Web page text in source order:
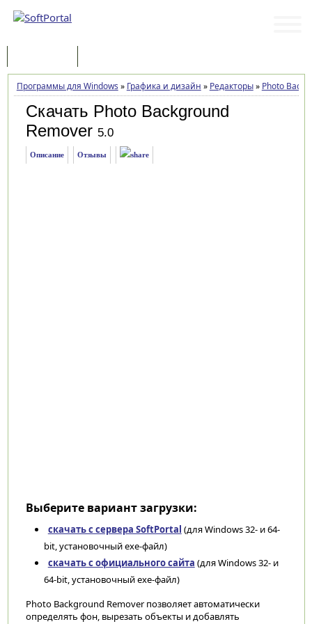
Программы для Windows » Графика и дизайн » Редакторы» Photo
Скачать Photo Background
Remover 5.0
Описание Отзывы
Выберите вариант загрузки:
скачать с сервера SoftPortal (для Windows 32- и 64-
bit, установочный exe-файл)
скачать с официального сайта (для Windows 32- и
64-bit, установочный exe-файл)
Photo Background Remover позволяет автоматически
определять фон, вырезать объекты и добавлять